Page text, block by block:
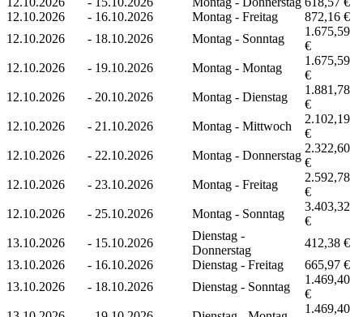
12.10.2026
- 16.10.2026 Montag - Freitag
872,16 €
12.10.2026
- 18.10.2026 Montag - Sonntag
1.675,59
€
12.10.2026
- 19.10.2026 Montag - Montag
1.675,59
€
12.10.2026
- 20.10.2026 Montag - Dienstag
1.881,78
€
12.10.2026
- 21.10.2026 Montag - Mittwoch
2.102,19
€
12.10.2026
- 22.10.2026 Montag - Donnerstag
2.322,60
€
12.10.2026
- 23.10.2026 Montag - Freitag
2.592,78
€
12.10.2026
- 25.10.2026 Montag - Sonntag
3.403,32
€
13.10.2026
- 15.10.2026
Dienstag -
Donnerstag
412,38 €
13.10.2026
- 16.10.2026 Dienstag - Freitag
665,97 €
13.10.2026
- 18.10.2026 Dienstag - Sonntag
1.469,40
€
1.469,40